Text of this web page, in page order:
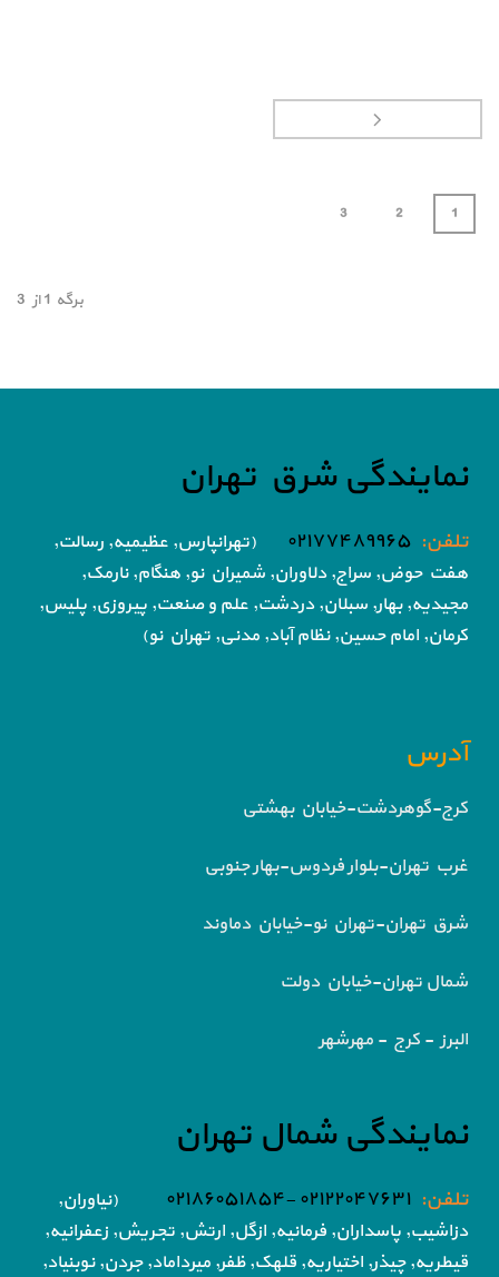
1
2
3
برگه 1از 3
نمایندگی شرق تهران
تلفن: ۰۲۱۷۷۴۸۹۹۶۵
(تهرانپارس, عظیمیه, رسالت,
هفت حوض, سراج, دلاوران, شمیران نو, هنگام, نارمک,
مجیدیه, بهار, سبلان, دردشت, علم و صنعت, پیروزی, پلیس,
کرمان, امام حسین, نظام آباد, مدنی, تهران نو)
آدرس
کرج-گوهردشت-خیابان بهشتی
غرب تهران-بلوار فردوس-بهار جنوبی
شرق تهران-تهران نو-خیابان دماوند
شمال تهران-خیابان دولت
البرز - کرج - مهرشهر
نمایندگی شمال تهران
تلفن: ۰۲۱۲۲۰۴۷۶۳۱ -۰۲۱۸۶۰۵۱۸۵۴
(نیاوران,
دزاشیب, پاسداران, فرمانیه, ازگل, ارتش, تجریش, زعفرانیه,
قیطریه, چیذر, اختیاریه, قلهک, ظفر, میرداماد, جردن, نوبنیاد,